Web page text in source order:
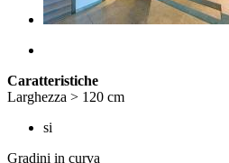
Caratteristiche
Larghezza > 120 cm
si
Gradini in curva